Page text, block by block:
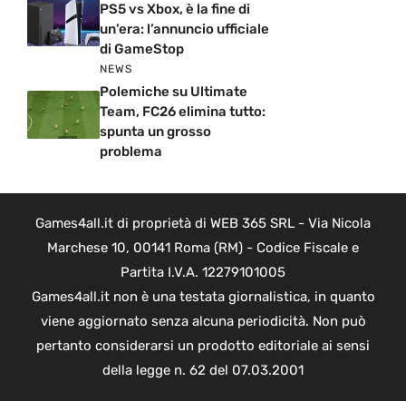
PS5 vs Xbox, è la fine di
un’era: l’annuncio ufficiale
di GameStop
NEWS
Polemiche su Ultimate
Team, FC26 elimina tutto:
spunta un grosso
problema
Games4all.it di proprietà di WEB 365 SRL - Via Nicola
Marchese 10, 00141 Roma (RM) - Codice Fiscale e
Partita I.V.A. 12279101005
Games4all.it non è una testata giornalistica, in quanto
viene aggiornato senza alcuna periodicità. Non può
pertanto considerarsi un prodotto editoriale ai sensi
della legge n. 62 del 07.03.2001